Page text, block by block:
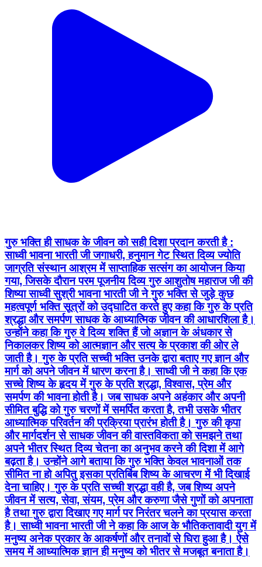
गुरु भक्ति ही साधक के जीवन को सही दिशा प्रदान करती है :
साध्वी भावना भारती जी जगाधरी, हनुमान गेट स्थित दिव्य ज्योति
जाग्रति संस्थान आश्रम में साप्ताहिक सत्संग का आयोजन किया
गया, जिसके दौरान परम पूजनीय दिव्य गुरु आशुतोष महाराज जी की
शिष्या साध्वी सुश्री भावना भारती जी ने गुरु भक्ति से जुड़े कुछ
महत्वपूर्ण भक्ति सूत्रों को उद्घाटित करते हुए कहा कि गुरु के प्रति
श्रद्धा और समर्पण साधक के आध्यात्मिक जीवन की आधारशिला है।
उन्होंने कहा कि गुरु वे दिव्य शक्ति हैं जो अज्ञान के अंधकार से
निकालकर शिष्य को आत्मज्ञान और सत्य के प्रकाश की ओर ले
जाती है। गुरु के प्रति सच्ची भक्ति उनके द्वारा बताए गए ज्ञान और
मार्ग को अपने जीवन में धारण करना है। साध्वी जी ने कहा कि एक
सच्चे शिष्य के हृदय में गुरु के प्रति श्रद्धा, विश्वास, प्रेम और
समर्पण की भावना होती है। जब साधक अपने अहंकार और अपनी
सीमित बुद्धि को गुरु चरणों में समर्पित करता है, तभी उसके भीतर
आध्यात्मिक परिवर्तन की प्रक्रिया प्रारंभ होती है। गुरु की कृपा
और मार्गदर्शन से साधक जीवन की वास्तविकता को समझने तथा
अपने भीतर स्थित दिव्य चेतना का अनुभव करने की दिशा में आगे
बढ़ता है। उन्होंने आगे बताया कि गुरु भक्ति केवल भावनाओं तक
सीमित ना हो अपितु इसका प्रतिबिंब शिष्य के आचरण में भी दिखाई
देना चाहिए। गुरु के प्रति सच्ची श्रद्धा वही है, जब शिष्य अपने
जीवन में सत्य, सेवा, संयम, प्रेम और करुणा जैसे गुणों को अपनाता
है तथा गुरु द्वारा दिखाए गए मार्ग पर निरंतर चलने का प्रयास करता
है। साध्वी भावना भारती जी ने कहा कि आज के भौतिकतावादी युग में
मनुष्य अनेक प्रकार के आकर्षणों और तनावों से घिरा हुआ है। ऐसे
समय में आध्यात्मिक ज्ञान ही मनुष्य को भीतर से मजबूत बनाता है।